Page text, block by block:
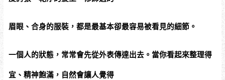
眉眼、合身的服裝，都是最基本卻最容易被看見的細節。
一個人的狀態，常常會先從外表傳達出去。當你看起來整理得
宜、精神飽滿，自然會讓人覺得